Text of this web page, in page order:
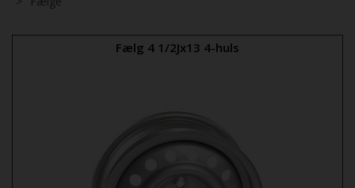
Fælg 4 1/2Jx13 4-huls